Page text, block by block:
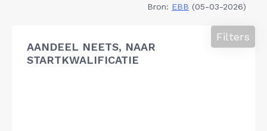
Bron: EBB (05-03-2026)
AANDEEL NEETS, NAAR
STARTKWALIFICATIE
Filters